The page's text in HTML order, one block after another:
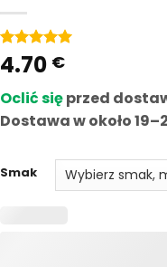
Ocena5 na
5 w
ocenę
klientów
1
4.70 €
Oclić sięprzed
Dostawa w około
Smak